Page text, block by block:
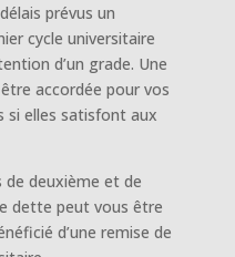
prévus un
cycle universitaire
d’un grade. Une
accordée pour vos
si elles satisfont aux
de deuxième et de
dette peut vous être
d’une remise de